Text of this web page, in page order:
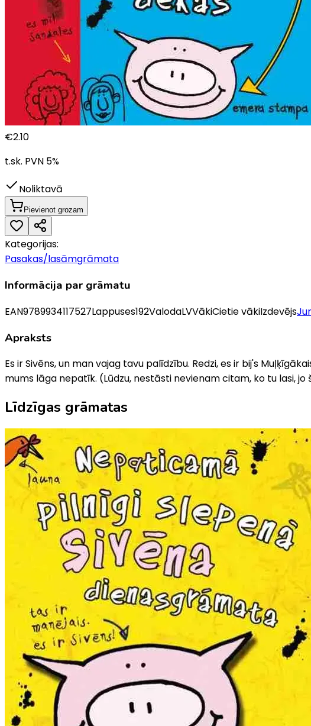
€2.10
t.sk. PVN 5%
Noliktavā
Pievienot grozam
Kategorijas:
Pasakas/lasāmgrāmata
Informācija par grāmatu
EAN9789934117527Lappuses192ValodaLVVākiCietie vākiIzdevējs
Apraksts
Es ir Sivēns, un man vajag tavu palīdzību. Redzi, es ir bij's
mums lāga nepatīk. (Lūdzu, nestāsti nevienam citam, ko tu lasi,
Līdzīgas grāmatas